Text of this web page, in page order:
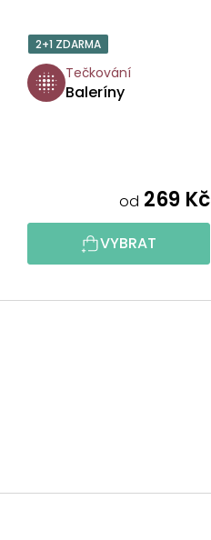
2+1 ZDARMA
Tečkování
Baleríny
od 269 Kč
VYBRAT